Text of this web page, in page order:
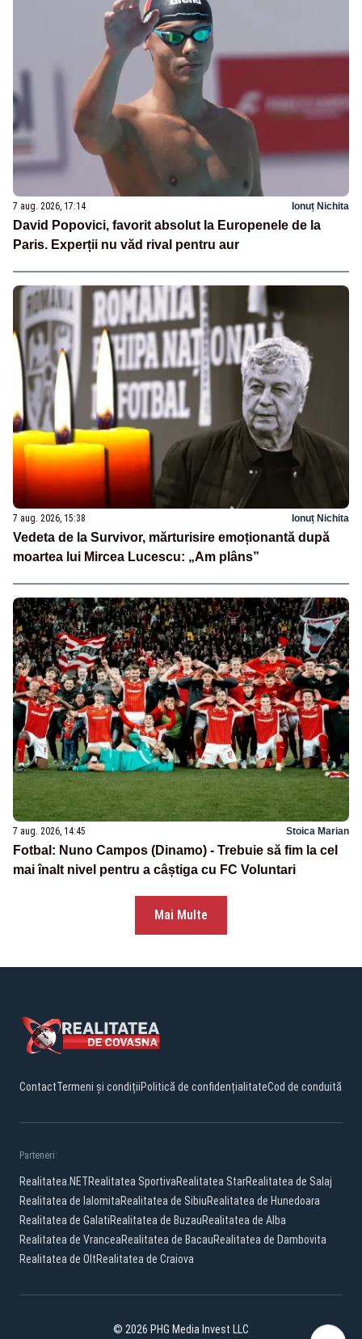
7 aug. 2026, 17:14 Ionuț Nichita
David Popovici, favorit absolut la Europenele de la
Paris. Experții nu văd rival pentru aur
7 aug. 2026, 15:38 Ionuț Nichita
Vedeta de la Survivor, mărturisire emoționantă după
moartea lui Mircea Lucescu: „Am plâns”
7 aug. 2026, 14:45 Stoica Marian
Fotbal: Nuno Campos (Dinamo) - Trebuie să fim la cel
mai înalt nivel pentru a câștiga cu FC Voluntari
Mai Multe
ContactTermeni și condițiiPolitică de confidențialitateCod de conduită
Parteneri:
Realitatea.NETRealitatea SportivaRealitatea StarRealitatea de Salaj
Realitatea de IalomitaRealitatea de SibiuRealitatea de Hunedoara
Realitatea de GalatiRealitatea de BuzauRealitatea de Alba
Realitatea de VranceaRealitatea de BacauRealitatea de Dambovita
Realitatea de OltRealitatea de Craiova
© 2026 PHG Media Invest LLC